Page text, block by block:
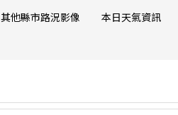
其他縣市路況影像 本日天氣資訊